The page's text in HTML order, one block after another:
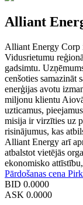
Alliant
Alliant Energy Corp
Vidusrietumu
gadsimtu.
cenšoties samazināt
enerģijas avotu
miljonu klientu
uzticamus,
misija ir virzīties uz
risinājumus, kas
Alliant Energy arī
atbalstot vietējās
ekonomisko
Pārdošanas cena
BID 0.0000
ASK 0.0000